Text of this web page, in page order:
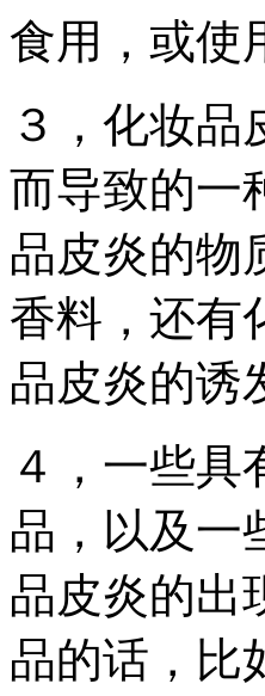
食用，或使
３，化妆
而导致的一
品皮炎的物
香料，还有
品皮炎的诱
４，一些
品，以及一
品皮炎的出
品的话，比